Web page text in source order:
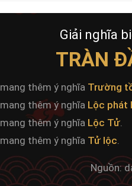
Giải nghĩa
TRÀN
mang thêm ý nghĩa Trường
mang thêm ý nghĩa Lộc phát
mang thêm ý nghĩa Lộc Tử.
mang thêm ý nghĩa Tử lộc.
Nguồn: